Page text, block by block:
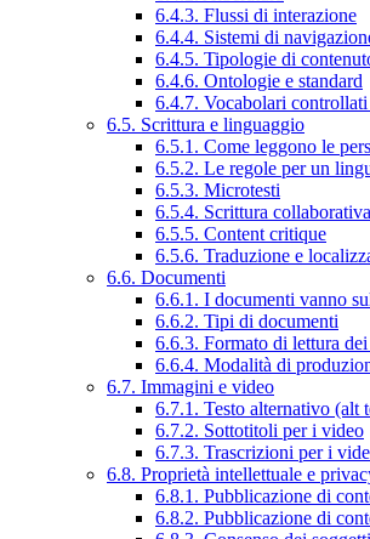
6.4.3. Flussi di interazione
6.4.4. Sistemi di
6.4.5. Tipologie di
6.4.6. Ontologie e standard
6.4.7. Vocabolari controllati
6.5. Scrittura e linguaggio
6.5.1. Come leggono le
6.5.2. Le regole per un
6.5.3. Microtesti
6.5.4. Scrittura collaborativa
6.5.5. Content critique
6.5.6. Traduzione e
6.6. Documenti
6.6.1. I documenti vanno
6.6.2. Tipi di documenti
6.6.3. Formato di lettura
6.6.4. Modalità di
6.7. Immagini e video
6.7.1. Testo alternativo (alt
6.7.2. Sottotitoli per i video
6.7.3. Trascrizioni per i
6.8. Proprietà intellettuale e
6.8.1. Pubblicazione di
6.8.2. Pubblicazione di